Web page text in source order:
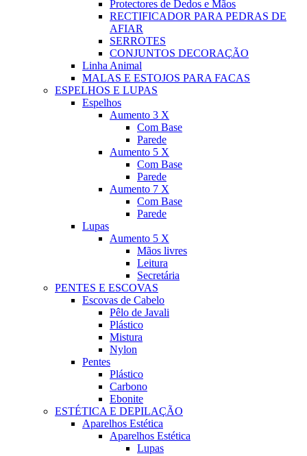
Protectores de Dedos e Mãos
RECTIFICADOR PARA PEDRAS DE
AFIAR
SERROTES
CONJUNTOS DECORAÇÃO
Linha Animal
MALAS E ESTOJOS PARA FACAS
ESPELHOS E LUPAS
Espelhos
Aumento 3 X
Com Base
Parede
Aumento 5 X
Com Base
Parede
Aumento 7 X
Com Base
Parede
Lupas
Aumento 5 X
Mãos livres
Leitura
Secretária
PENTES E ESCOVAS
Escovas de Cabelo
Pêlo de Javali
Plástico
Mistura
Nylon
Pentes
Plástico
Carbono
Ebonite
ESTÉTICA E DEPILAÇÃO
Aparelhos Estética
Aparelhos Estética
Lupas